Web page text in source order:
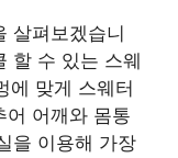
살펴보겠습니
할 수 있는 스웨
에 맞게 스웨터
어 어깨와 몸통
을 이용해 가장